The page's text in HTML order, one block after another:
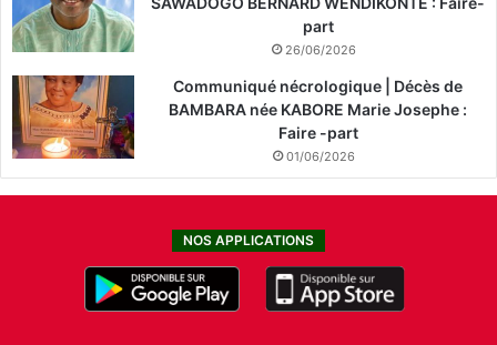
part
26/06/2026
Communiqué nécrologique | Décès de
BAMBARA née KABORE Marie Josephe :
Faire -part
01/06/2026
NOS APPLICATIONS